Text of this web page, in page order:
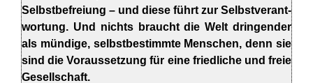
Selbst­be­frei­ung – und die­se führt zur Selbst­ver­ant­
wor­tung. Und nichts braucht die Welt drin­gen­der
als mün­di­ge, selbst­be­stimm­te Men­schen, denn sie
sind die Vor­aus­set­zung für eine fried­li­che und freie
Gesell­schaft.